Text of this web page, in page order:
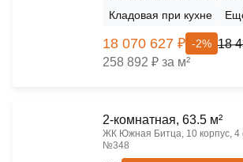
Кладовая при кухне
18 070 627 ₽ -2% 18
258 892 ₽ за м²
2-комнатная, 63.5 м²
ЖК Южная Битца, 10 корпус, 4
№348